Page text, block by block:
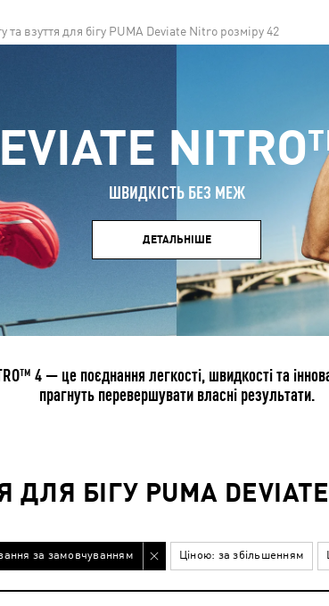
та взуття для бігу PUMA Deviate Nitro розміру 42
ШВИДКІСТЬ БЕЗ МЕЖ
ДЕТАЛЬНІШЕ
4 — це поєднання легкості, швидкості та
прагнуть перевершувати власні результати.
БІГУ PUMA
за замовчуванням Ціною: за збільшенням